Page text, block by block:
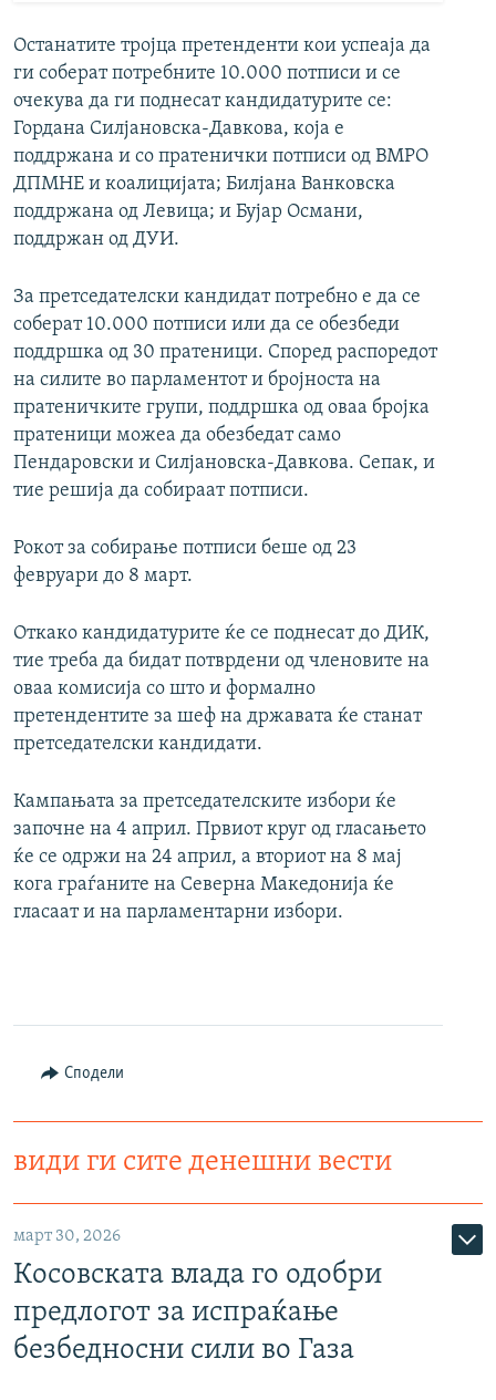
Останатите тројца претенденти кои успеаја да
ги соберат потребните 10.000 потписи и се
очекува да ги поднесат кандидатурите се:
Гордана Силјановска-Давкова, која е
поддржана и со пратенички потписи од ВМРО
ДПМНЕ и коалицијата; Билјана Ванковска
поддржана од Левица; и Бујар Османи,
поддржан од ДУИ.
За претседателски кандидат потребно е да се
соберат 10.000 потписи или да се обезбеди
поддршка од 30 пратеници. Според распоредот
на силите во парламентот и бројноста на
пратеничките групи, поддршка од оваа бројка
пратеници можеа да обезбедат само
Пендаровски и Силјановска-Давкова. Сепак, и
тие решија да собираат потписи.
Рокот за собирање потписи беше од 23
февруари до 8 март.
Откако кандидатурите ќе се поднесат до ДИК,
тие треба да бидат потврдени од членовите на
оваа комисија со што и формално
претендентите за шеф на државата ќе станат
претседателски кандидати.
Кампањата за претседателските избори ќе
започне на 4 април. Првиот круг од гласањето
ќе се одржи на 24 април, а вториот на 8 мај
кога граѓаните на Северна Македонија ќе
гласаат и на парламентарни избори.
Сподели
види ги сите денешни вести
март 30, 2026
Косовската влада го одобри
предлогот за испраќање
безбедносни сили во Газа